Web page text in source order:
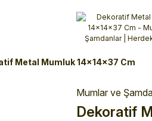
Alışverişlerinizde 3 Taksit
%10 Havale İndirimi
Metal Mumluk 14x14x37 Cm
Mumlar ve
Dekoratif